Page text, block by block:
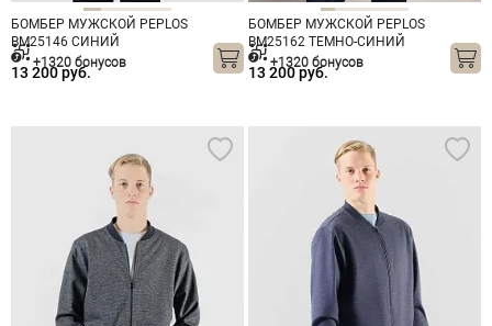
БОМБЕР МУЖСКОЙ PEPLOS
BM25146 СИНИЙ
13 200 руб.
+1320 бонусов
БОМБЕР МУЖСКОЙ PEPLOS
BM25162 ТЕМНО-СИНИЙ
13 200 руб.
+1320 бонусов